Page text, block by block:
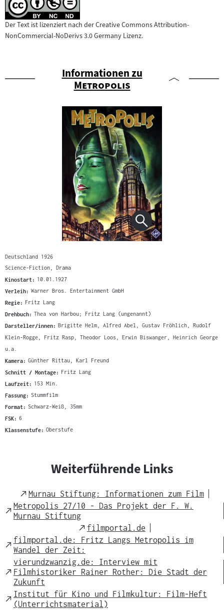
Der Text ist lizenziert nach der Creative Commons Attribution-
NonCommercial-NoDerivs 3.0 Germany Lizenz.
Informationen zu
"
Metropolis"
Deutschland 1926
Science-Fiction, Drama
Kinostart: 10.01.1927
Verleih: Warner Bros. Entertainment GmbH
Regie: Fritz Lang
Drehbuch: Thea von Harbou; Fritz Lang (ungenannt)
Darsteller/innen: Brigitte Helm, Alfred Abel, Gustav Fröhlich, Rudolf
Klein-Rogge, Fritz Rasp, Theodor Loos, Erwin Biswanger, Heinrich George
u.a.
Kamera: Günther Rittau, Karl Freund
Schnitt / Montage: Fritz Lang
Laufzeit: 153 Min.
Fassung: Stummfilm
Format: Schwarz-Weiß, 35mm
FSK: 6
Klassenstufe: Oberstufe
Weiterführende Links
External
Link
Murnau Stiftung: Informationen zum Film
External
Link
Metropolis 27/10 - Das Projekt der F. W.
Murnau Stiftung
External
Link
filmportal.de
External
Link
filmportal.de: Fritz Langs Metropolis im
Wandel der Zeit:
External
Link
vierundzwanzig.de: Interview mit
Filmhistoriker Rainer Rother: Die Stadt der
Zukunft
External
Link
Institut für Kino und Filmkultur: Film-Heft
(Unterrichtsmaterial)